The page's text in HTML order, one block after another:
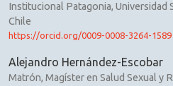
Institucional Patagonia, Universidad
Chile
https://orcid.org/0009-0008-3264-1589
Alejandro Hernández-Escobar
Matrón, Magíster en Salud Sexual y